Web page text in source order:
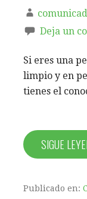
Deja un
Si eres una
limpio y en
tienes el
SIGUE
Publicado en: